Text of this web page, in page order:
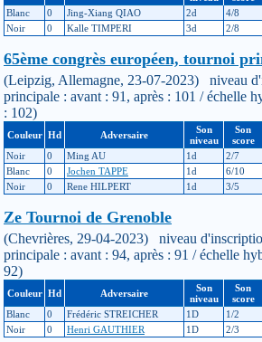
Blanc
0 Jing-Xiang QIAO 2d 4/8
Noir
0 Kalle TIMPERI 3d 2/8
65ème congrès européen, tournoi
(Leipzig, Allemagne, 23-07-2023) niveau
principale : avant : 91, après : 101 / échelle
: 102)
Couleur Hd Adversaire
Son
niveau
Son
score
Noir
0 Ming AU 1d 2/7
Blanc
0 Jochen TAPPE 1d 6/10
Noir
0 Rene HILPERT 1d 3/5
Ze Tournoi de Grenoble
(Chevrières, 29-04-2023) niveau
principale : avant : 94, après : 91 / échelle
92)
Couleur Hd Adversaire
Son
niveau
Son
score
Blanc
0 Frédéric STREICHER 1D 1/2
Noir
0 Henri GAUTHIER 1D 2/3